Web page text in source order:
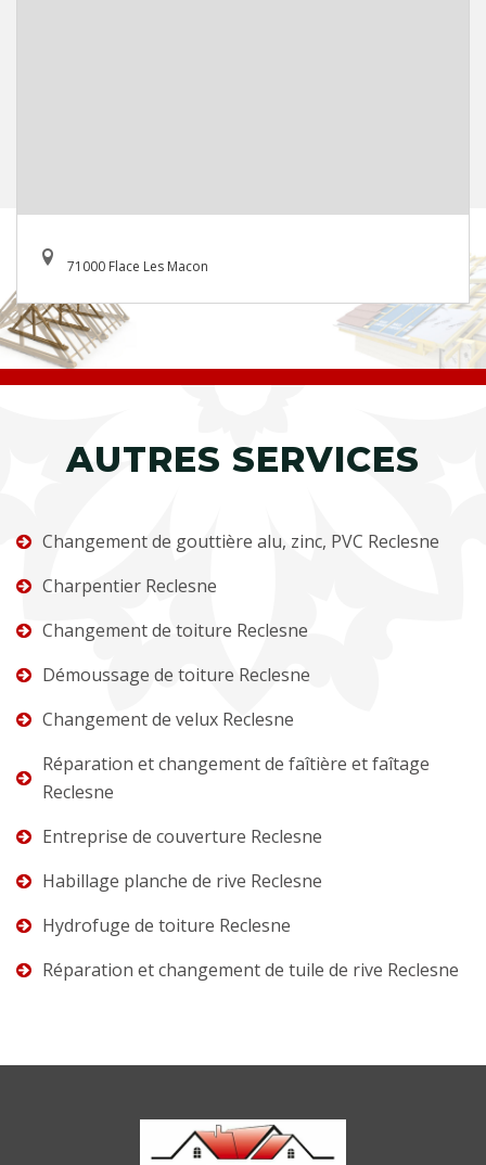
71000 Flace Les Macon
AUTRES SERVICES
Changement de gouttière alu, zinc, PVC Reclesne
Charpentier Reclesne
Changement de toiture Reclesne
Démoussage de toiture Reclesne
Changement de velux Reclesne
Réparation et changement de faîtière et faîtage
Reclesne
Entreprise de couverture Reclesne
Habillage planche de rive Reclesne
Hydrofuge de toiture Reclesne
Réparation et changement de tuile de rive Reclesne